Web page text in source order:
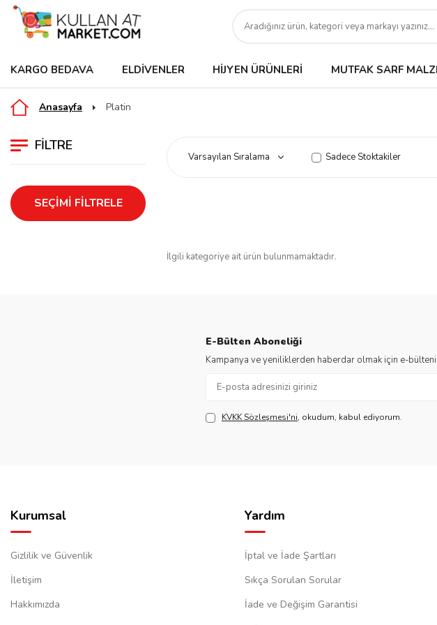
KARGO BEDAVA ELDIVENLER HIJYEN ÜRÜNLERI MUTFAK SARF
Anasayfa Platin
FILTRE
SEÇIMI FILTRELE
Sadece Stoktakiler
İlgili kategoriye ait ürün bulunmamaktadır.
E-Bülten Aboneliği
Kampanya ve yeniliklerden haberdar olmak için e-
KVKK Sözleşmesi'ni, okudum, kabul ediyorum.
Kurumsal
Gizlilik ve Güvenlik
İletişim
Hakkımızda
Yardım
İptal ve İade Şartları
Sıkça Sorulan Sorular
İade ve Değişim Garantisi